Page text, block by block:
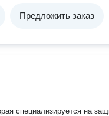
Предложить заказ
специализируется на